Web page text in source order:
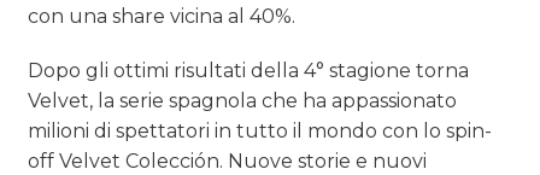
con una share vicina al 40%.
Dopo gli ottimi risultati della 4° stagione torna
Velvet, la serie spagnola che ha appassionato
milioni di spettatori in tutto il mondo con lo spin-
off Velvet Colección. Nuove storie e nuovi